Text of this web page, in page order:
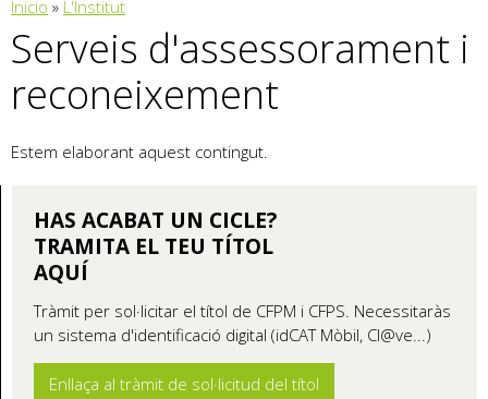
Usted está aquí
Inicio » L'Institut
Serveis d'assessorament i
reconeixement
Estem elaborant aquest contingut.
HAS ACABAT UN CICLE?
TRAMITA EL TEU TÍTOL
AQUÍ
Tràmit per sol·licitar el títol de CFPM i CFPS. Necessitaràs
un sistema d'identificació digital (idCAT Mòbil, Cl@ve...)
Enllaça al tràmit de sol·licitud del títol